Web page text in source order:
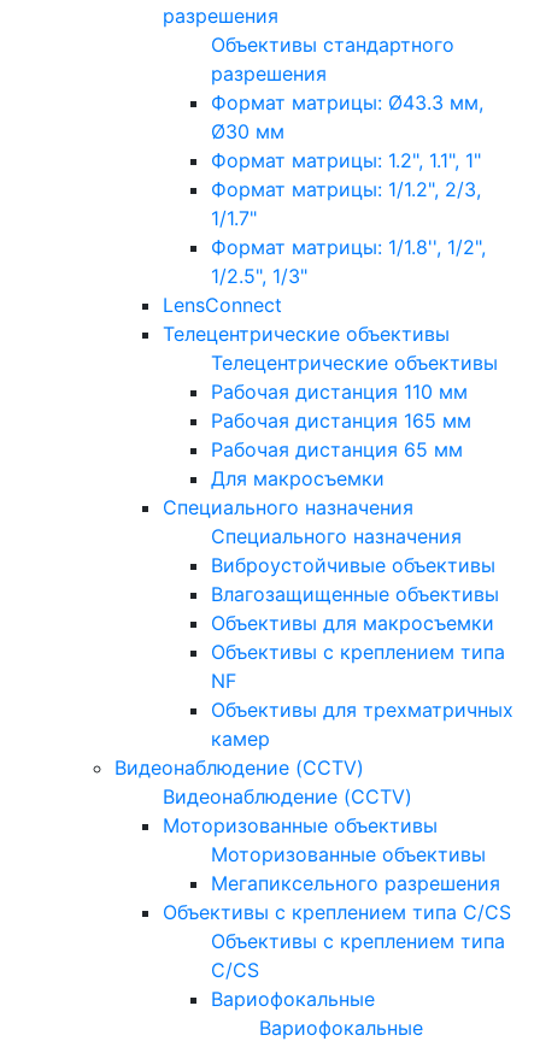
разрешения
Объективы стандартного
разрешения
Формат матрицы: Ø43.3 мм,
Ø30 мм
Формат матрицы: 1.2", 1.1", 1"
Формат матрицы: 1/1.2", 2/3,
1/1.7"
Формат матрицы: 1/1.8'', 1/2",
1/2.5", 1/3"
LensConnect
Телецентрические объективы
Телецентрические объективы
Рабочая дистанция 110 мм
Рабочая дистанция 165 мм
Рабочая дистанция 65 мм
Для макросъемки
Специального назначения
Специального назначения
Виброустойчивые объективы
Влагозащищенные объективы
Объективы для макросъемки
Объективы с креплением типа
NF
Объективы для трехматричных
камер
Видеонаблюдение (CCTV)
Видеонаблюдение (CCTV)
Моторизованные объективы
Моторизованные объективы
Мегапиксельного разрешения
Объективы с креплением типа C/CS
Объективы с креплением типа
C/CS
Вариофокальные
Вариофокальные